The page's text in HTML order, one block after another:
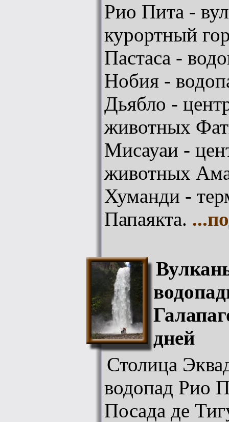
Рио Пита -
курортный
Пастаса -
Нобия -
Дьябло -
животных
Мисауаи -
животных
Хуманди -
Папаякта.
дней
Столица
водопад Рио
Посада де